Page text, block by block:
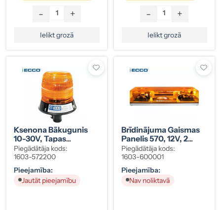
- +
Ielikt grozā
- +
Ielikt grozā
Ksenona Bākugunis
10-30V, Tapas
Stiprinājums
Piegādātāja kods:
1603-572200
Pieejamība:
Jautāt pieejamību
Brīdinājuma Gaismas
Panelis 570, 12V, 2
Sekcijas
Piegādātāja kods:
1603-600001
Pieejamība:
Nav noliktavā